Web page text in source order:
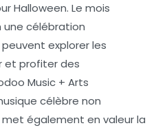
Halloween. Le mois
une célébration
explorer les
et profiter des
Music + Arts
célèbre non
également en valeur la